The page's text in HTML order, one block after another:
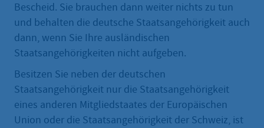
Bescheid. Sie brauchen dann weiter nichts zu tun
und behalten die deutsche Staatsangehörigkeit auch
dann, wenn Sie Ihre ausländischen
Staatsangehörigkeiten nicht aufgeben.
Besitzen Sie neben der deutschen
Staatsangehörigkeit nur die Staatsangehörigkeit
eines anderen Mitgliedstaates der Europäischen
Union oder die Staatsangehörigkeit der Schweiz, ist